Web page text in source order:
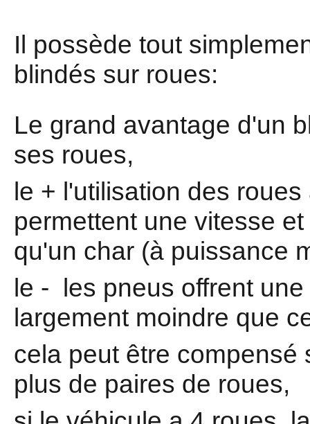
Il possède tout
blindés sur roues:
Le grand avantage d'un
ses roues,
le + l'utilisation des
permettent une vitesse
qu'un char (à puissance
le - les pneus offrent
largement moindre que
cela peut être
plus de paires de roues,